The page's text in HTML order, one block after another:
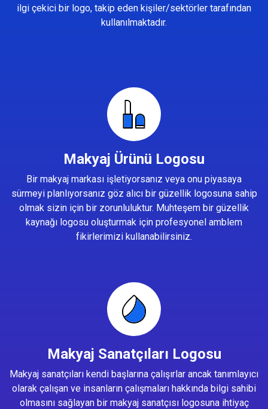
ilgi çekici bir logo, takip eden kişiler/sektörler tarafından
kullanılmaktadır.
Makyaj Ürünü Logosu
Bir makyaj markası işletiyorsanız veya onu piyasaya
sürmeyi planlıyorsanız göz alıcı bir güzellik logosuna sahip
olmak sizin için bir zorunluluktur. Muhteşem bir güzellik
kaynağı logosu oluşturmak için profesyonel amblem
fikirlerimizi kullanabilirsiniz.
Makyaj Sanatçıları Logosu
Makyaj sanatçıları kendi başlarına çalışırlar ancak tanımlayıcı
olarak çalışan ve insanların çalışmaları hakkında bilgi sahibi
olmasını sağlayan bir makyaj sanatçısı logosuna ihtiyaç